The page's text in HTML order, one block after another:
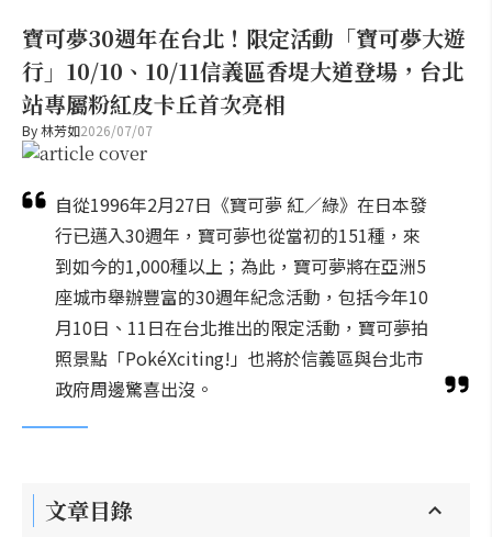
寶可夢30週年在台北！限定活動「寶可夢大遊
行」10/10、10/11信義區香堤大道登場，台北
站專屬粉紅皮卡丘首次亮相
By林芳如2026/07/07
自從1996年2月27日《寶可夢 紅／綠》在日本發
行已邁入30週年，寶可夢也從當初的151種，來
到如今的1,000種以上；為此，寶可夢將在亞洲5
座城市舉辦豐富的30週年紀念活動，包括今年10
月10日、11日在台北推出的限定活動，寶可夢拍
照景點「PokéXciting!」也將於信義區與台北市
政府周邊驚喜出沒。
文章目錄